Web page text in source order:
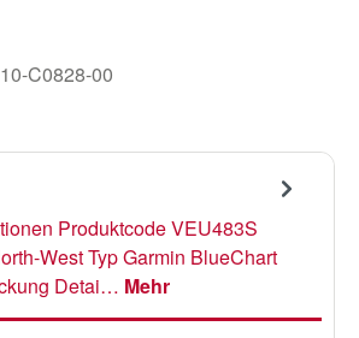
C0828-00
Produktcode VEU483S
West Typ Garmin BlueChart
Detai… Mehr